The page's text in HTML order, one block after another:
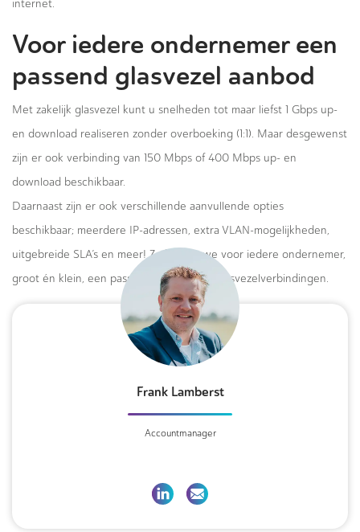
internet.
Voor iedere ondernemer een
passend glasvezel aanbod
Met zakelijk glasvezel kunt u snelheden tot maar liefst 1 Gbps up-
en download realiseren zonder overboeking (1:1). Maar desgewenst
zijn er ook verbinding van 150 Mbps of 400 Mbps up- en
download beschikbaar.
Daarnaast zijn er ook verschillende aanvullende opties
beschikbaar; meerdere IP-adressen, extra VLAN-mogelijkheden,
uitgebreide SLA’s en meer! Zo bieden we voor iedere ondernemer,
groot én klein, een passend aanbod van glasvezelverbindingen.
Frank Lamberst
Accountmanager